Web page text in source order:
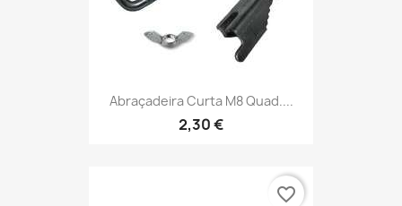
Abraçadeira Curta M8 Quad....
2,30 €
favorite_border